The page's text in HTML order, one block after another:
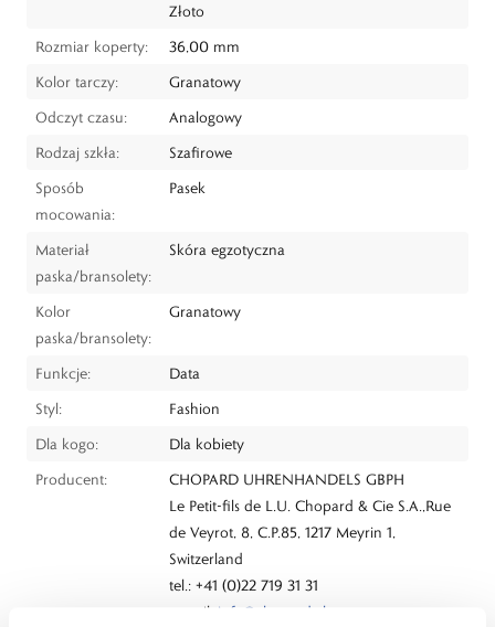
Złoto
Rozmiar koperty:
36,00 mm
Kolor tarczy:
Granatowy
Odczyt czasu:
Analogowy
Rodzaj szkła:
Szafirowe
Sposób
mocowania:
Pasek
Materiał
paska/bransolety:
Skóra egzotyczna
Kolor
paska/bransolety:
Granatowy
Funkcje:
Data
Styl:
Fashion
Dla kogo:
Dla kobiety
Producent:
CHOPARD UHRENHANDELS GBPH
Le Petit-fils de L.U. Chopard & Cie S.A.,Rue
de Veyrot, 8, C.P.85, 1217 Meyrin 1,
Switzerland
tel.: +41 (0)22 719 31 31
e-mail: info@chopard.ch